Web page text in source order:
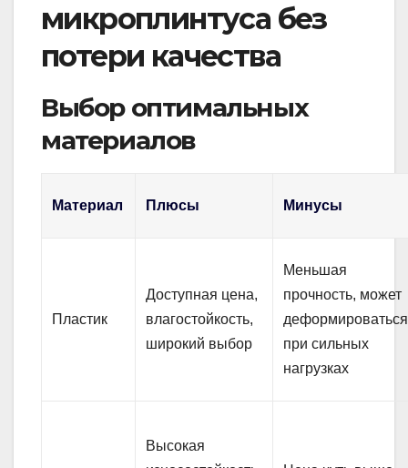
микроплинтуса без
потери качества
Выбор оптимальных
материалов
Материал Плюсы Минусы
Пластик
Доступная цена,
влагостойкость,
широкий выбор
Меньшая
прочность, может
деформироваться
при сильных
нагрузках
Высокая